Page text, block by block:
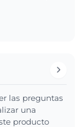
las preguntas
una
producto